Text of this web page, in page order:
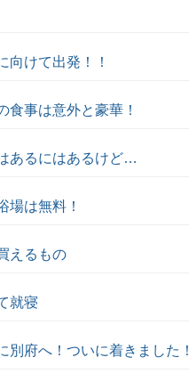
向けて出発！！
食事は意外と豪華！
あるにはあるけど…
場は無料！
えるもの
就寝
別府へ！ついに着きました！